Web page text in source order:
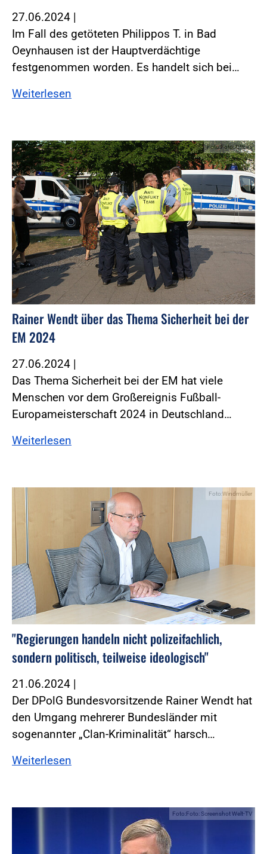
27.06.2024 |
Im Fall des getöteten Philippos T. in Bad
Oeynhausen ist der Hauptverdächtige
festgenommen worden. Es handelt sich bei…
Weiterlesen
Foto:Foto: DPolG
Rainer Wendt über das Thema Sicherheit bei der
EM 2024
27.06.2024 |
Das Thema Sicherheit bei der EM hat viele
Menschen vor dem Großereignis Fußball-
Europameisterschaft 2024 in Deutschland…
Weiterlesen
Foto:Windmüller
"Regierungen handeln nicht polizeifachlich,
sondern politisch, teilweise ideologisch"
21.06.2024 |
Der DPolG Bundesvorsitzende Rainer Wendt hat
den Umgang mehrerer Bundesländer mit
sogenannter „Clan-Kriminalität“ harsch…
Weiterlesen
Foto:Foto: Screenshot Welt-TV